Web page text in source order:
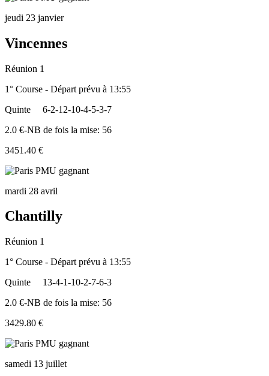
jeudi 23 janvier
Vincennes
Réunion 1
1° Course - Départ prévu à 13:55
Quinte
6-2-12-10-4-5-3-7
2.0 €-NB de fois la mise: 56
3451.40 €
mardi 28 avril
Chantilly
Réunion 1
1° Course - Départ prévu à 13:55
Quinte
13-4-1-10-2-7-6-3
2.0 €-NB de fois la mise: 56
3429.80 €
samedi 13 juillet